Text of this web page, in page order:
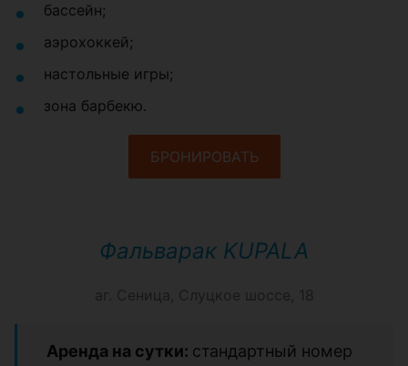
бассейн;
аэрохоккей;
настольные игры;
зона барбекю.
БРОНИРОВАТЬ
Фальварак KUPALA
аг. Сеница, Слуцкое шоссе, 18
Аренда на сутки: стандартный номер